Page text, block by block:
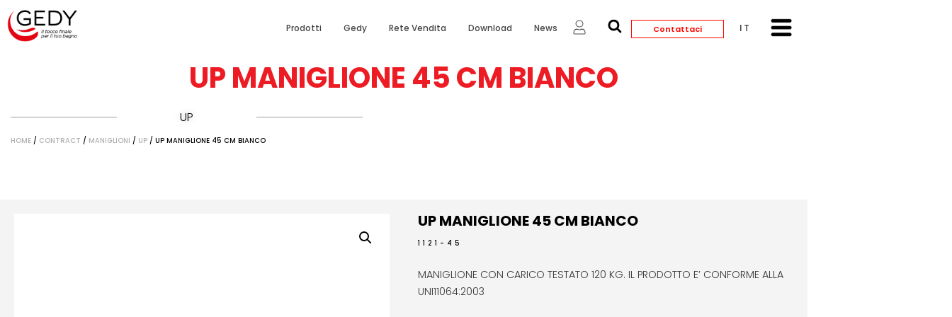
Prodotti Gedy Rete Vendita Download News Contattaci ITALIANO
UP MANIGLIONE 45 CM BIANCO
UP
HOME / CONTRACT / MANIGLIONI / UP / UP MANIGLIONE 45 CM BIANCO
UP MANIGLIONE 45 CM BIANCO
1121-45
MANIGLIONE CON CARICO TESTATO 120 KG. IL PRODOTTO E’ CONFORME ALLA
UNI11064:2003